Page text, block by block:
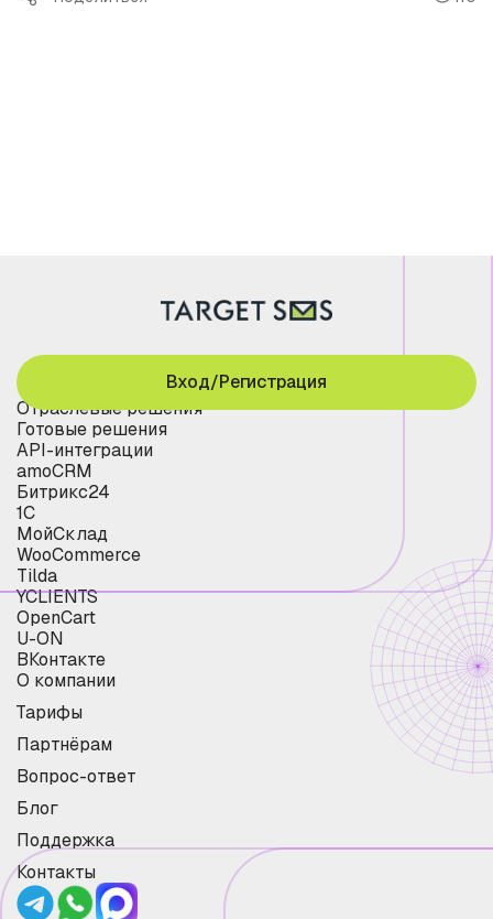
Отраслевые решения
Готовые решения
API-интеграции
amoCRM
Битрикс24
1С
МойСклад
WooCommerce
Tilda
YCLIENTS
OpenCart
U-ON
ВКонтакте
О компании
Тарифы
Партнёрам
Вопрос-ответ
Блог
Поддержка
Контакты
Вход/Регистрация